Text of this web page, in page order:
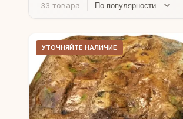
33 товара
УТОЧНЯЙТЕ НАЛИЧИЕ